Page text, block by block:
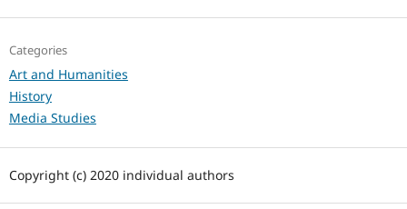
Categories
Art and Humanities
History
Media Studies
Copyright (c) 2020 individual authors